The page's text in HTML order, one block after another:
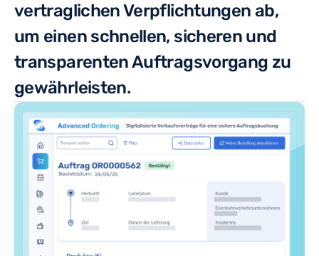
vertraglichen Verpflichtungen ab,
um einen schnellen, sicheren und
transparenten Auftragsvorgang zu
gewährleisten.